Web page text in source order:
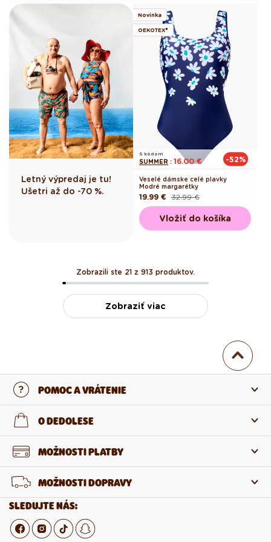
Letný výpredaj je tu!
Ušetri až do -70 %.
Novinka
OEKOTEX®
S kódom
SUMMER : 16.00 € -52%
Veselé dámske celé plavky
Modré margarétky
Pôvodná
cena
32.99 €
Akciová
cena
19.99 €
Vložiť do košíka
Zobrazili ste 21 z 913 produktov.
Zobraziť viac
POMOC A VRÁTENIE
Kontaktujte nás
Vrátenie a reklamácia
Odstúpenie od zmluvy
O DEDOLESE
O nás
Veľkoobchod
Kariéra v Dedoles
MOŽNOSTI PLATBY
MOŽNOSTI DOPRAVY
SLEDUJTE NÁS: